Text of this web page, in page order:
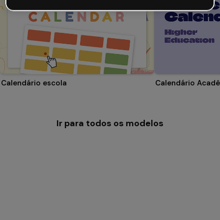
Calendário escola
Ir para todos os modelos